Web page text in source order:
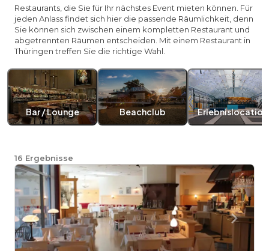
Restaurants, die Sie für Ihr nächstes Event mieten können. Für
jeden Anlass findet sich hier die passende Räumlichkeit, denn
Sie können sich zwischen einem kompletten Restaurant und
abgetrennten Räumen entscheiden. Mit einem Restaurant in
Thüringen treffen Sie die richtige Wahl.
Bar / Lounge Beachclub Erlebnislocation
16 Ergebnisse